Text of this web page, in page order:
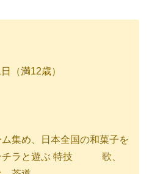
（満12歳）
め、日本全国の和菓子を
チラと遊ぶ 特技 歌、